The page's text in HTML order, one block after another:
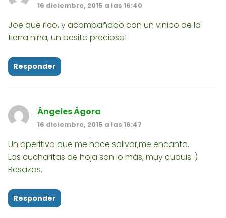
16 diciembre, 2015 a las 16:40
Joe que rico, y acompañado con un vinico de la
tierra niña, un besito preciosa!
Responder
Ángeles Ágora
16 diciembre, 2015 a las 16:47
Un aperitivo que me hace salivar,me encanta.
Las cucharitas de hoja son lo más, muy cuquis :)
Besazos.
Responder